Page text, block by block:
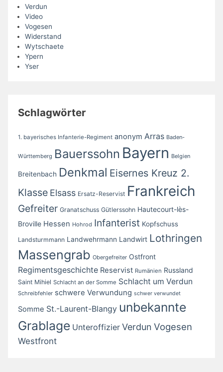
Verdun
Video
Vogesen
Widerstand
Wytschaete
Ypern
Yser
Schlagwörter
1. bayerisches Infanterie-Regiment anonym Arras Baden-
Württemberg Bauerssohn Bayern Belgien
Breitenbach Denkmal Eisernes Kreuz 2.
Klasse Elsass Ersatz-Reservist Frankreich
Gefreiter Granatschuss Gütlerssohn Hautecourt-lès-
Broville Hessen Hohrod Infanterist Kopfschuss
Landsturmmann Landwehrmann Landwirt Lothringen
Massengrab Obergefreiter Ostfront
Regimentsgeschichte Reservist Rumänien Russland
Saint Mihiel Schlacht an der Somme Schlacht um Verdun
Schreibfehler schwere Verwundung schwer verwundet
Somme St.-Laurent-Blangy unbekannte
Grablage Unteroffizier Verdun Vogesen
Westfront